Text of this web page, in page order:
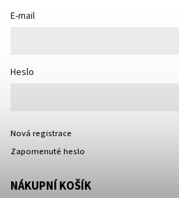
E-mail
Heslo
Nová registrace
Zapomenuté heslo
NÁKUPNÍ KOŠÍK